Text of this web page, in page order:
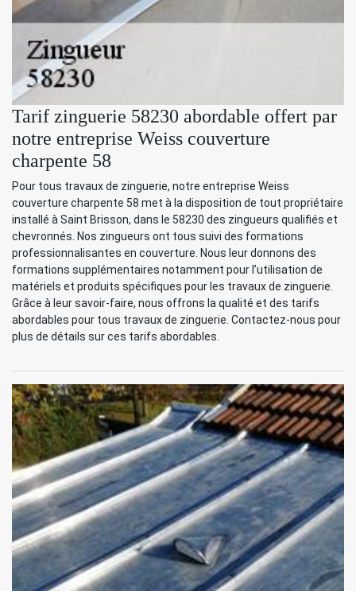
Tarif zinguerie 58230 abordable offert par
notre entreprise Weiss couverture
charpente 58
Pour tous travaux de zinguerie, notre entreprise Weiss
couverture charpente 58 met à la disposition de tout propriétaire
installé à Saint Brisson, dans le 58230 des zingueurs qualifiés et
chevronnés. Nos zingueurs ont tous suivi des formations
professionnalisantes en couverture. Nous leur donnons des
formations supplémentaires notamment pour l’utilisation de
matériels et produits spécifiques pour les travaux de zinguerie.
Grâce à leur savoir-faire, nous offrons la qualité et des tarifs
abordables pour tous travaux de zinguerie. Contactez-nous pour
plus de détails sur ces tarifs abordables.